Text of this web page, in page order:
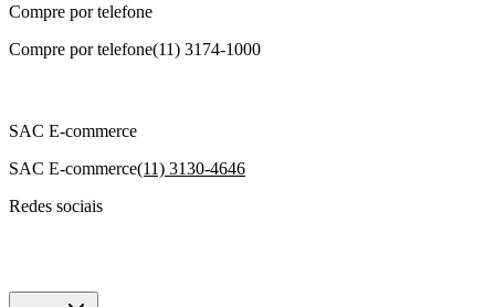
Compre por telefone
Compre por telefone(11) 3174-1000
SAC E-commerce
SAC E-commerce(11) 3130-4646
Redes sociais